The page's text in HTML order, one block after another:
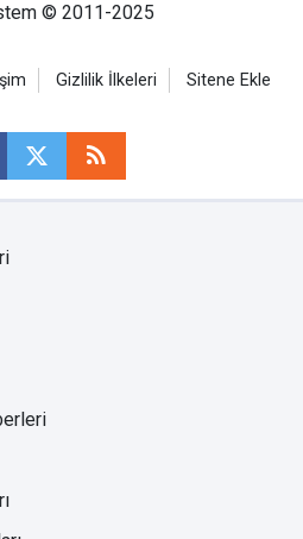
© 2011-2025
Gizlilik İlkeleri Sitene Ekle